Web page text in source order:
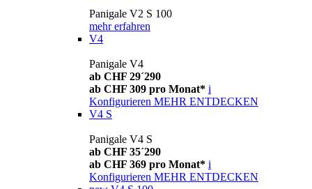
Panigale V2 S 100
mehr erfahren
V4
Panigale V4
ab CHF 29´290
ab CHF 309 pro Monat* i
Konfigurieren MEHR ENTDECKEN
V4 S
Panigale V4 S
ab CHF 35´290
ab CHF 369 pro Monat* i
Konfigurieren MEHR ENTDECKEN